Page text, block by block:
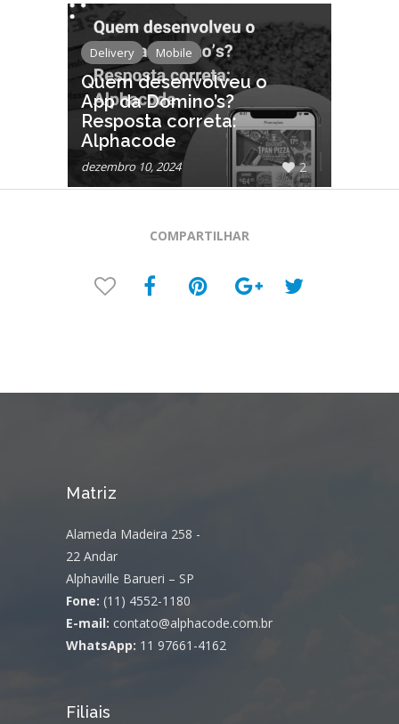
Delivery Mobile
Quem desenvolveu o
App da Domino’s?
Resposta correta:
Alphacode
dezembro 10, 2024 2
COMPARTILHAR
Matriz
Alameda Madeira 258 -
22 Andar
Alphaville Barueri – SP
Fone: (11) 4552-1180
E-mail: contato@alphacode.com.br
WhatsApp: 11 97661-4162
Filiais